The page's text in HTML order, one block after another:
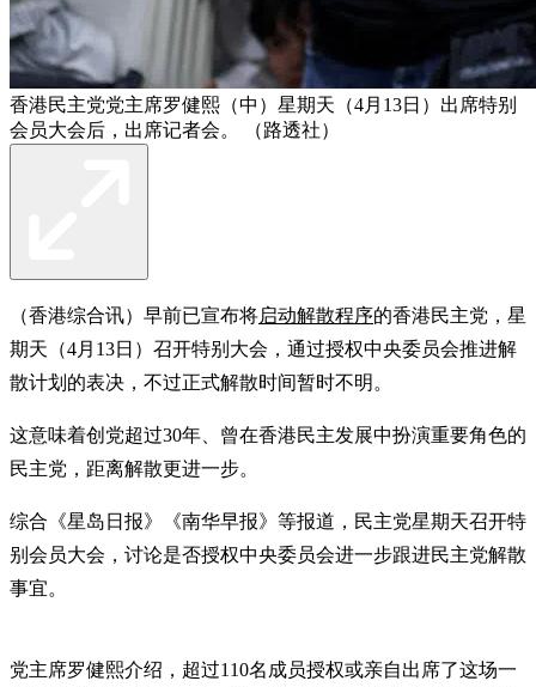
香港民主党党主席罗健熙（中）星期天（4月13日）出席特别
会员大会后，出席记者会。 （路透社）
（香港综合讯）早前已宣布将启动解散程序的香港民主党，星
期天（4月13日）召开特别大会，通过授权中央委员会推进解
散计划的表决，不过正式解散时间暂时不明。
这意味着创党超过30年、曾在香港民主发展中扮演重要角色的
民主党，距离解散更进一步。
综合《星岛日报》《南华早报》等报道，民主党星期天召开特
别会员大会，讨论是否授权中央委员会进一步跟进民主党解散
事宜。
党主席罗健熙介绍，超过110名成员授权或亲自出席了这场一